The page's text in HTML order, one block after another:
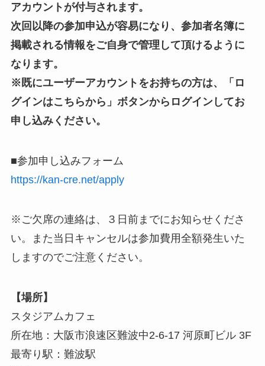
アカウントが付与されます。
次回以降の参加申込が容易になり、参加者名簿に
掲載される情報をご自身で管理して頂けるように
なります。
※既にユーザーアカウントをお持ちの方は、「ロ
グインはこちらから」ボタンからログインしてお
申し込みください。
■参加申し込みフォーム
https://kan-cre.net/apply
※ご欠席の連絡は、３日前までにお知らせくださ
い。また当日キャンセルは参加費用全額発生いた
しますのでご注意ください。
【場所】
スタジアムカフェ
所在地：大阪市浪速区難波中2-6-17 河原町ビル 3F
最寄り駅：難波駅